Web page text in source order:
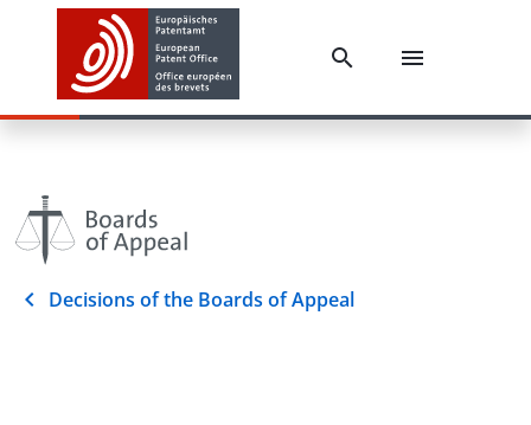
Decisions of the Boards of Appeal